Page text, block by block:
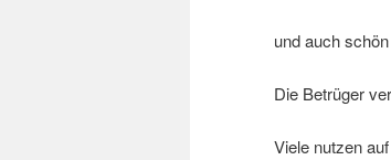
und auch
Die Betrüger
Viele nutzen